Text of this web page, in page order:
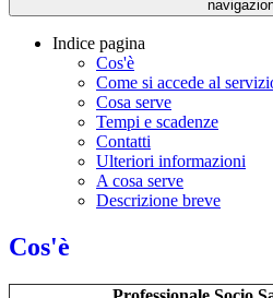
Indice pagina
Cos'è
Come si accede al
Cosa serve
Tempi e scadenze
Contatti
Ulteriori informazioni
A cosa serve
Descrizione breve
Cos'è